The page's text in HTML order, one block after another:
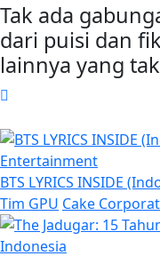
Tak ada
dari puisi dan
lainnya yang
Entertainment
BTS LYRICS INSIDE
Tim GPU Cake